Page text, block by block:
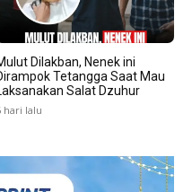
Dilakban, Nenek ini
Tetangga Saat Mau
Salat Dzuhur
hari lalu